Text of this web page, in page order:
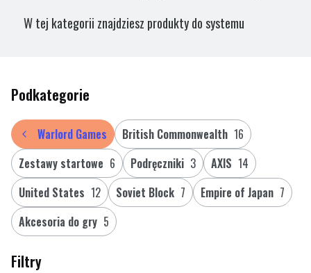
W tej kategorii znajdziesz produkty do systemu
Rift, eksperymentalną broń, mechy bojowe oraz
Podkategorie
Warlord Games British Commonwealth 16
Zestawy startowe 6 Podręczniki 3 AXIS 14
United States 12 Soviet Block 7 Empire of Japan 7
Akcesoria do gry 5
Filtry